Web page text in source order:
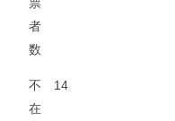
票
者
数
不
在
14